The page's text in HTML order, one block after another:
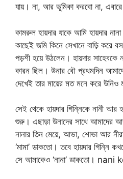
যায়। না, আর ভূমিকা করবো না,
কামরুল হায়দার যাকে আমি হায়দার
কাছেই জমি কিনে সেখানে বাড়ি
পড়শী হয়ে উঠলেন। হায়দার সাহেবকে
কারন ছিল। উনার বৌ প্রথমদিন
দেখেই তার মায়ের মত মনে করে
সেই থেকে হায়দার গিন্নিকে নানী আর
শুরু। এছাড়া উনাদের সাথে আমাদের
নানার তিন মেয়ে, আভা, শোভা আর
‘মামা’ ডাকতো। তবে হায়দার গিন্নি
সে আমাকেও ‘নানা’ ডাকতো।